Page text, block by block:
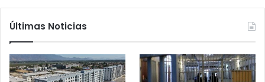
Últimas Noticias